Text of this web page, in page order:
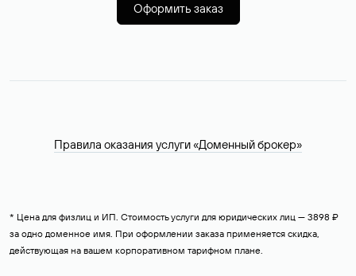
Оформить заказ
Правила оказания услуги «Доменный брокер»
* Цена для физлиц и ИП. Стоимость услуги для юридических лиц — 3898 ₽
за одно доменное имя. При оформлении заказа применяется скидка,
действующая на вашем корпоративном тарифном плане.